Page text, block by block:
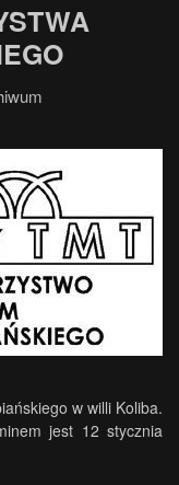
w willi Koliba.
jest 12 stycznia